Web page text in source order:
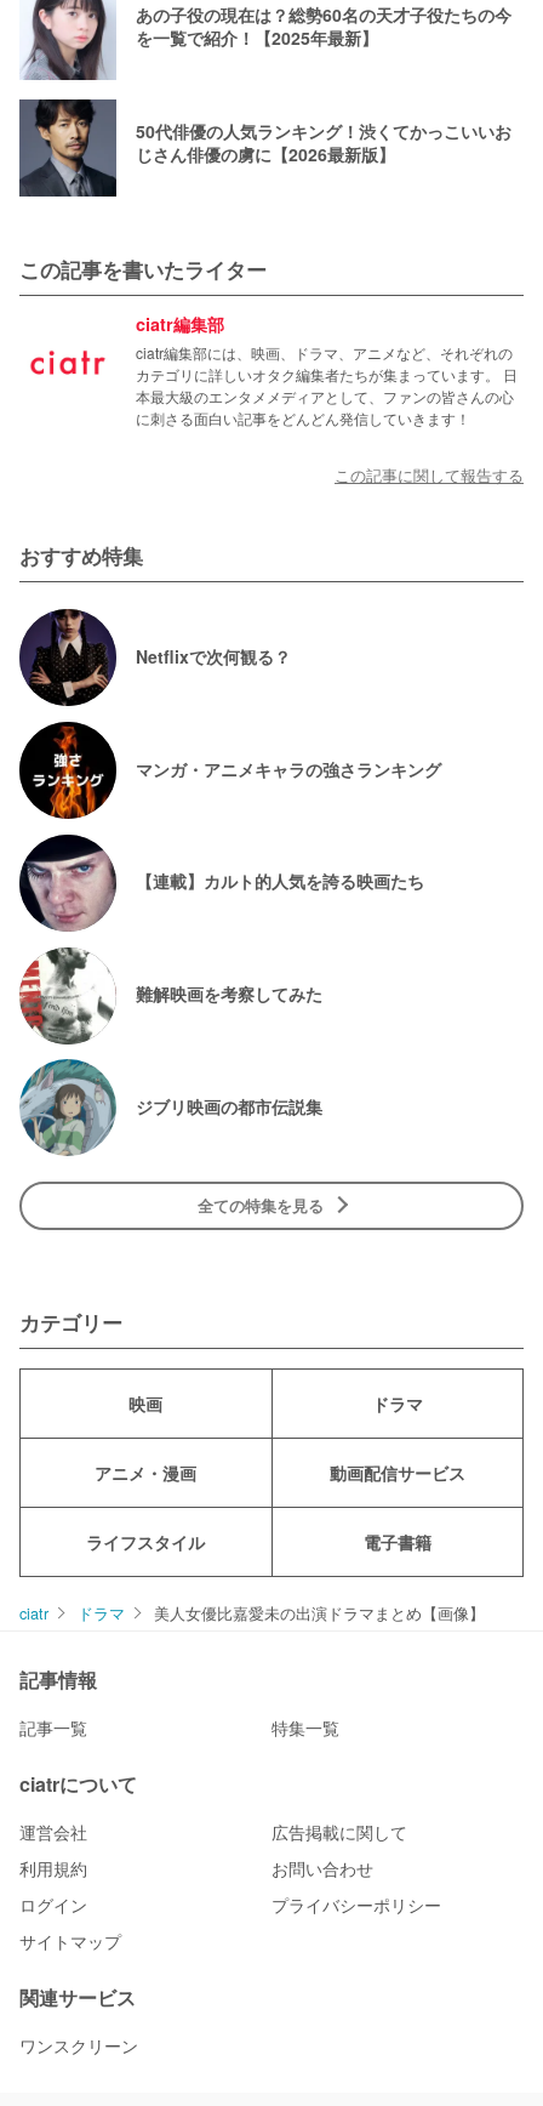
あの子役の現在は？総勢60名の天才子役たちの今
を一覧で紹介！【2025年最新】
50代俳優の人気ランキング！渋くてかっこいいお
じさん俳優の虜に【2026最新版】
この記事を書いたライター
ciatr編集部
ciatr編集部には、映画、ドラマ、アニメなど、それぞれの
カテゴリに詳しいオタク編集者たちが集まっています。 日
本最大級のエンタメメディアとして、ファンの皆さんの心
に刺さる面白い記事をどんどん発信していきます！
この記事に関して報告する
おすすめ特集
Netflixで次何観る？
マンガ・アニメキャラの強さランキング
【連載】カルト的人気を誇る映画たち
難解映画を考察してみた
ジブリ映画の都市伝説集
全ての特集を見る
カテゴリー
映画 ドラマ
アニメ・漫画 動画配信サービス
ライフスタイル 電子書籍
ciatr ドラマ 美人女優比嘉愛未の出演ドラマまとめ【画像】
記事情報
記事一覧 特集一覧
ciatrについて
運営会社
広告掲載に関して
利用規約
お問い合わせ
ログイン
プライバシーポリシー
サイトマップ
関連サービス
ワンスクリーン